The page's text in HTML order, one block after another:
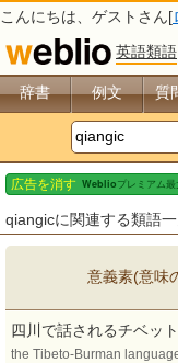
こんにちは、 ゲスト さん[
英語類語
辞書 例文 質
qiangicに関連する類語
意義素(意味
四川で話されるチベッ
the Tibeto-Burman